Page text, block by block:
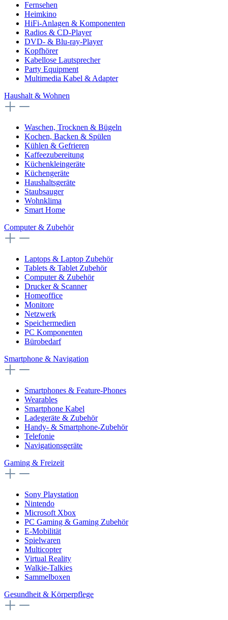
Fernsehen
Heimkino
HiFi-Anlagen & Komponenten
Radios & CD-Player
DVD- & Blu-ray-Player
Kopfhörer
Kabellose Lautsprecher
Party Equipment
Multimedia Kabel & Adapter
Haushalt & Wohnen
Waschen, Trocknen & Bügeln
Kochen, Backen & Spülen
Kühlen & Gefrieren
Kaffeezubereitung
Küchenkleingeräte
Küchengeräte
Haushaltsgeräte
Staubsauger
Wohnklima
Smart Home
Computer & Zubehör
Laptops & Laptop Zubehör
Tablets & Tablet Zubehör
Computer & Zubehör
Drucker & Scanner
Homeoffice
Monitore
Netzwerk
Speichermedien
PC Komponenten
Bürobedarf
Smartphone & Navigation
Smartphones & Feature-Phones
Wearables
Smartphone Kabel
Ladegeräte & Zubehör
Handy- & Smartphone-Zubehör
Telefonie
Navigationsgeräte
Gaming & Freizeit
Sony Playstation
Nintendo
Microsoft Xbox
PC Gaming & Gaming Zubehör
E-Mobilität
Spielwaren
Multicopter
Virtual Reality
Walkie-Talkies
Sammelboxen
Gesundheit & Körperpflege